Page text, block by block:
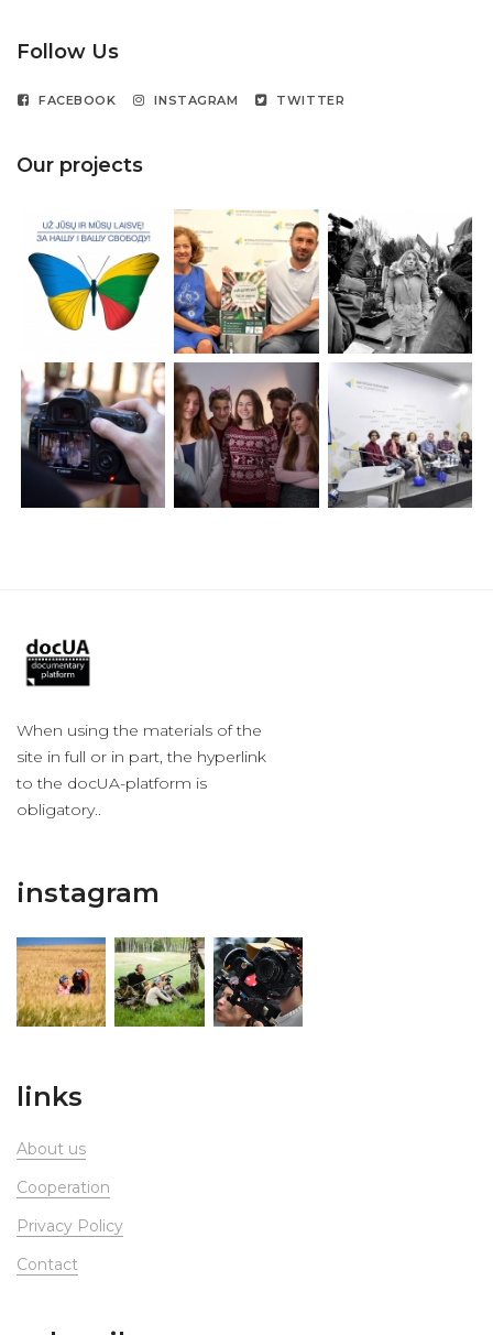
Follow Us
FACEBOOK INSTAGRAM TWITTER
Our projects
When using the materials of the
site in full or in part, the hyperlink
to the docUA-platform is
obligatory..
instagram
links
About us
Сooperation
Privacy Policy
Contact